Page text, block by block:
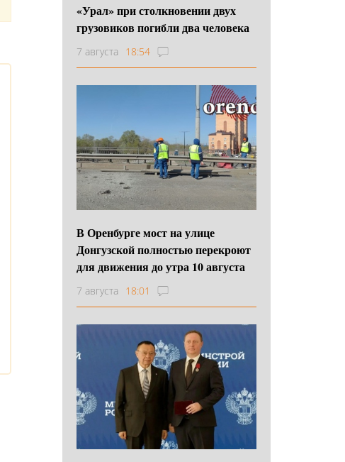
«Урал» при столкновении двух
грузовиков погибли два человека
7 августа 18:54
В Оренбурге мост на улице
Донгузской полностью перекроют
для движения до утра 10 августа
7 августа 18:01